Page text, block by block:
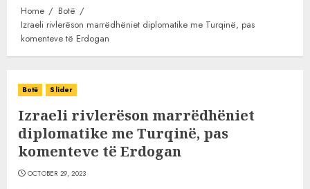
Home
Botë
Izraeli rivlerëson marrëdhëniet diplomatike me Turqinë, pas
komenteve të Erdogan
Botë Slider
Izraeli rivlerëson marrëdhëniet
diplomatike me Turqinë, pas
komenteve të Erdogan
OCTOBER 29, 2023